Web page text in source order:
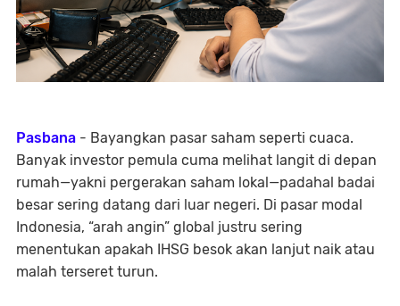
Pasbana - Bayangkan pasar saham seperti cuaca.
Banyak investor pemula cuma melihat langit di depan
rumah—yakni pergerakan saham lokal—padahal badai
besar sering datang dari luar negeri. Di pasar modal
Indonesia, “arah angin” global justru sering
menentukan apakah IHSG besok akan lanjut naik atau
malah terseret turun.